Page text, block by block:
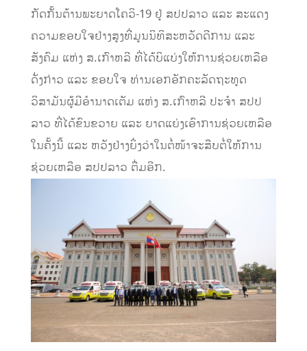
ກັດກັ້ນຕ້ານພະຍາດໂຄວິ-19 ຢູ່ ສປປລາວ ແລະ ສະແດງ
ຄວາມຂອບໃຈຢ່າງສູງທີ່ມູນນິທິສະຫວັດດີການ ແລະ
ສັງຄົມ ແຫ່ງ ສ.ເກົາຫລີ ທີ່ໄດ້ບິແບ່ງໃຫ້ການຊ່ວຍເຫລືອ
ດັ່ງກ່າວ ແລະ ຂອບໃຈ ທ່ານເອກອັກຄະລັດຖະທູດ
ວິສາມັນຜູ້ມີອໍານາດເຕັມ ແຫ່ງ ສ.ເກົາຫລີ ປະຈຳ ສປປ
ລາວ ທີ່ໄດ້ຂົນຂວາຍ ແລະ ຍາດແຍ່ງເອົາການຊ່ວຍເຫລືອ
ໃນຄັ້ງນີ້ ແລະ ຫວັງຢ່າງຍິ່ງວ່າໃນຕໍ່ໜ້າຈະສືບຕໍ່ໃຫ້ການ
ຊ່ວຍເຫລືອ ສປປລາວ ຕື່ມອີກ.